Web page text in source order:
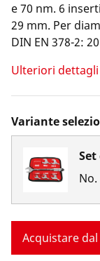
e 70 nm. 6
29 mm. Per
DIN EN 378-2:
Ulteriori
Variante
No.
Acquistare